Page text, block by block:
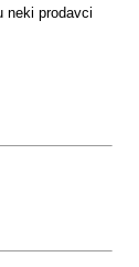
neki prodavci